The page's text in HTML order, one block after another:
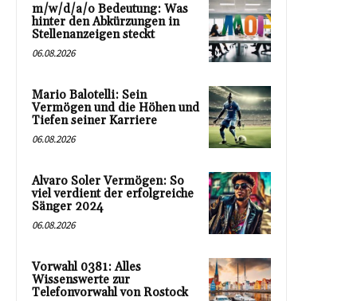
m/w/d/a/o Bedeutung: Was
hinter den Abkürzungen in
Stellenanzeigen steckt
06.08.2026
Mario Balotelli: Sein
Vermögen und die Höhen und
Tiefen seiner Karriere
06.08.2026
Alvaro Soler Vermögen: So
viel verdient der erfolgreiche
Sänger 2024
06.08.2026
Vorwahl 0381: Alles
Wissenswerte zur
Telefonvorwahl von Rostock